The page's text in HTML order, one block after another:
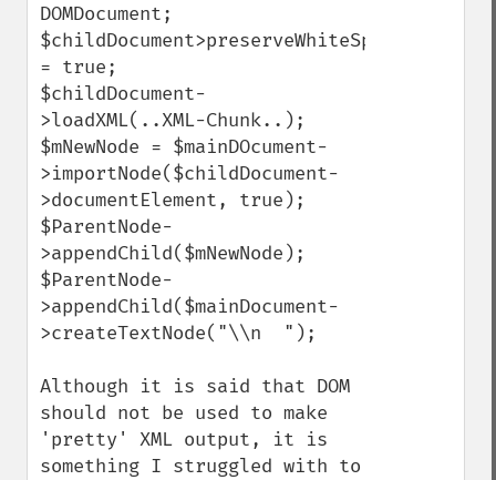
DOMDocument;
$childDocument>preserveWhiteSpace
= true;
$childDocument-
>loadXML(..XML-Chunk..);
$mNewNode = $mainDOcument-
>importNode($childDocument-
>documentElement, true);
$ParentNode-
>appendChild($mNewNode);
$ParentNode-
>appendChild($mainDocument-
>createTextNode("\\n  ");
Although it is said that DOM
should not be used to make
'pretty' XML output, it is
something I struggled with to